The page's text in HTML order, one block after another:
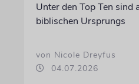
Unter den Top Ten sind
biblischen Ursprungs
von Nicole Dreyfus
04.07.2026